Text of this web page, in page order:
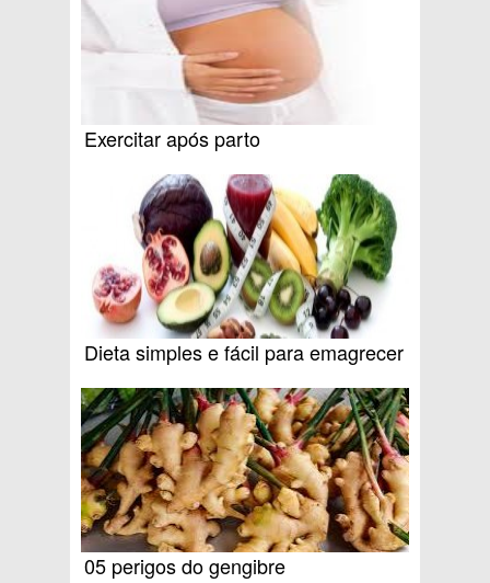
Exercitar após parto
Dieta simples e fácil para emagrecer
05 perigos do gengibre